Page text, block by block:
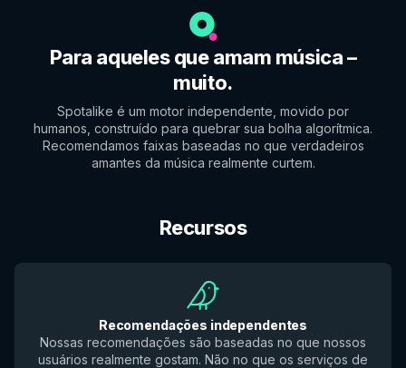
Para aqueles que amam música –
muito.
Spotalike é um motor independente, movido por
humanos, construído para quebrar sua bolha algorítmica.
Recomendamos faixas baseadas no que verdadeiros
amantes da música realmente curtem.
Recursos
Recomendações independentes
Nossas recomendações são baseadas no que nossos
usuários realmente gostam. Não no que os serviços de